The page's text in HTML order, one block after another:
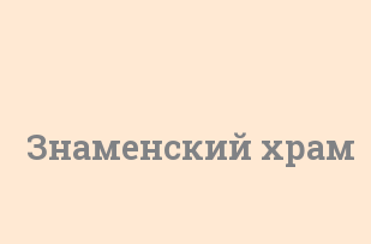
Знаменский храм